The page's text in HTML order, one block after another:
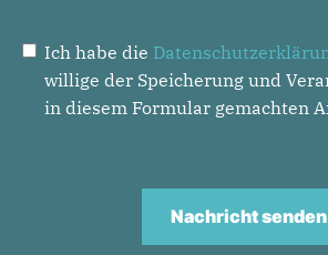
Ich habe die
willige der Speicherung und
in diesem Formular gemachten
Nachricht senden